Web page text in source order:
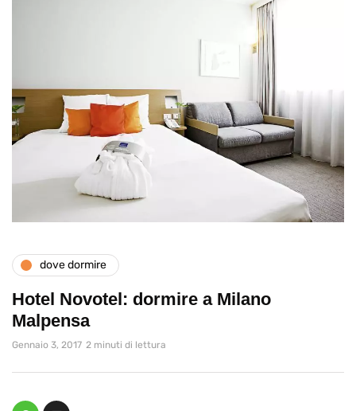
dove dormire
Hotel Novotel: dormire a Milano
Malpensa
Gennaio 3, 2017 2 minuti di lettura